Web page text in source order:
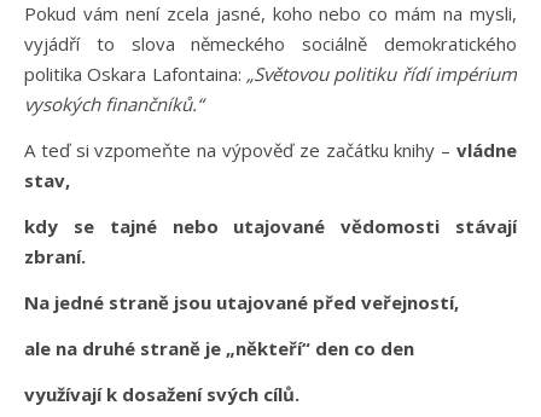
Pokud vám není zcela jasné, koho nebo co mám na mysli,
vyjádří to slova německého sociálně demokratického
politika Oskara Lafontaina: „Světovou politiku řídí impérium
vysokých finančníků.“
A teď si vzpomeňte na výpověď ze začátku knihy – vládne
stav,
kdy se tajné nebo utajované vědomosti stávají
zbraní.
Na jedné straně jsou utajované před veřejností,
ale na druhé straně je „někteří“ den co den
využívají k dosažení svých cílů.